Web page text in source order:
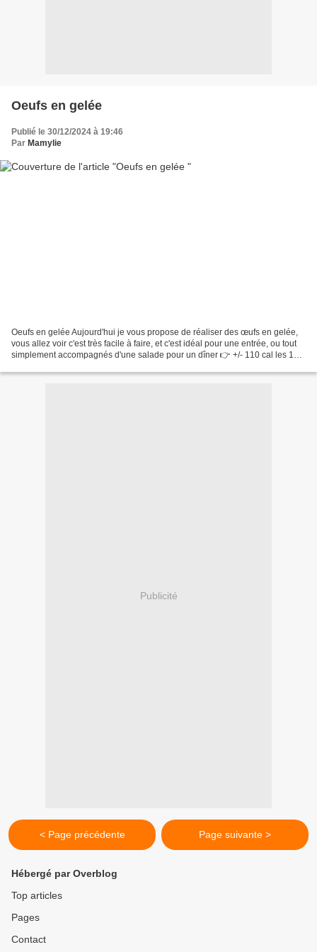
Oeufs en gelée
Publié le 30/12/2024 à 19:46
Par Mamylie
Oeufs en gelée Aujourd'hui je vous propose de réaliser des œufs en gelée,
vous allez voir c'est très facile à faire, et c'est idéal pour une entrée, ou tout
simplement accompagnés d'une salade pour un dîner 👉 +/- 110 cal les 100
Publicité
< Page précédente Page suivante >
Hébergé par Overblog
Top articles
Pages
Contact